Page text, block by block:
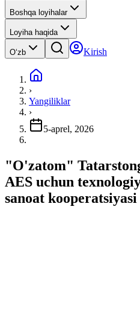
Boshqa loyihalar
Loyiha haqida
Oʻzb Kirish
›
Yangiliklar
›
5-aprel, 2026
"O'zatom"
AES uchun
sanoat kooperatsiyasi